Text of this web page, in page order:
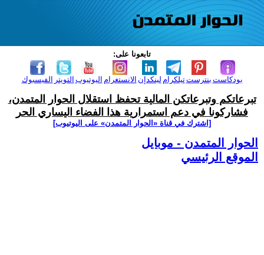
تابعونا على:
الفيسبوك التويتر اليوتيوب الانستغرام لينكدإن تيلكرامبنترست بودكاست
تبرعاتكم وتبرعاتكن المالية تحفظ استقلال الحوار المتمدن،
فشاركونا في دعم استمرارية هذا الفضاء اليساري الحر
[اشترك في قناة ‫«الحوار المتمدن» على اليوتيوب]
الحوار المتمدن - موبايل
الموقع الرئيسي